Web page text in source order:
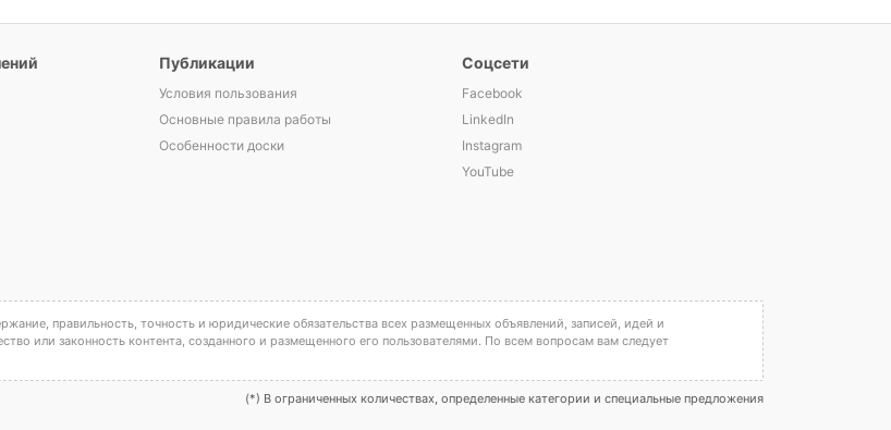
Публикации
Условия пользования
Основные правила работы
Особенности доски
Соцсети
Facebook
LinkedIn
Instagram
YouTube
правильность, точность и юридические обязательства всех размещенных объявлений, записей, идей и
или законность контента, созданного и размещенного его пользователями. По всем вопросам вам следует
(*) В ограниченных количествах, определенные категории и специальные предложения